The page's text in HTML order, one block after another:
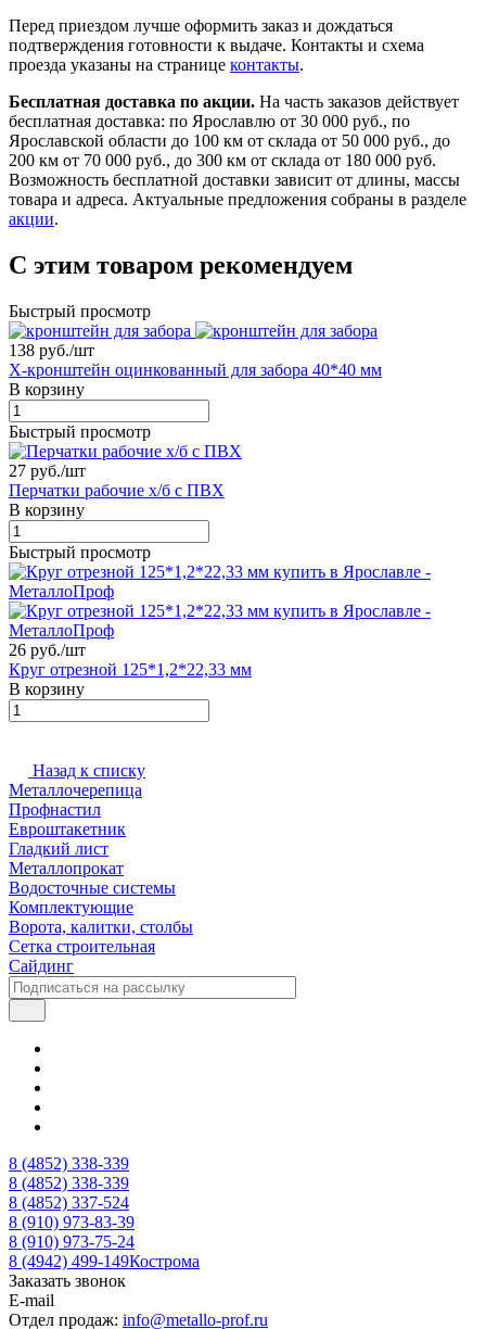
Перед приездом лучше оформить заказ и дождаться
подтверждения готовности к выдаче. Контакты и схема
проезда указаны на странице контакты.
Бесплатная доставка по акции. На часть заказов действует
бесплатная доставка: по Ярославлю от 30 000 руб., по
Ярославской области до 100 км от склада от 50 000 руб., до
200 км от 70 000 руб., до 300 км от склада от 180 000 руб.
Возможность бесплатной доставки зависит от длины, массы
товара и адреса. Актуальные предложения собраны в разделе
акции.
С этим товаром рекомендуем
Быстрый просмотр
138 руб./шт
X-кронштейн оцинкованный для забора 40*40 мм
В корзину
Быстрый просмотр
27 руб./шт
Перчатки рабочие х/б с ПВХ
В корзину
Быстрый просмотр
26 руб./шт
Круг отрезной 125*1,2*22,33 мм
В корзину
Назад к списку
Металлочерепица
Профнастил
Евроштакетник
Гладкий лист
Металлопрокат
Водосточные системы
Комплектующие
Ворота, калитки, столбы
Сетка строительная
Сайдинг
8 (4852) 338-339
8 (4852) 338-339
8 (4852) 337-524
8 (910) 973-83-39
8 (910) 973-75-24
8 (4942) 499-149Кострома
Заказать звонок
E-mail
Отдел продаж: info@metallo-prof.ru